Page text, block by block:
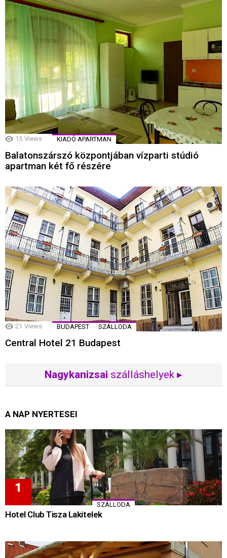
15 Views KIADÓ APARTMAN
Balatonszárszó központjában vízparti stúdió
apartman két fő részére
21 Views BUDAPEST SZÁLLODA
Central Hotel 21 Budapest
Nagykanizsai szálláshelyek ▸
A NAP NYERTESEI
SZÁLLODA
Hotel Club Tisza Lakitelek